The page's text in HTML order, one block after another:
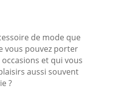
de mode que
vous pouvez porter
et qui vous
aussi souvent
?